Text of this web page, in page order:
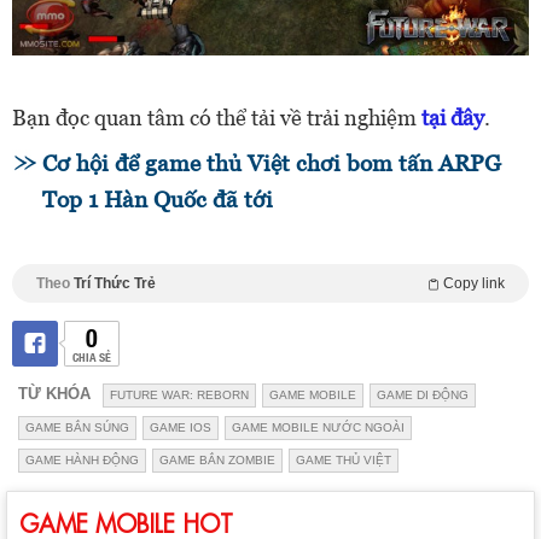
Bạn đọc quan tâm có thể tải về trải nghiệmtại đây.
Cơ hội để game thủ Việt chơi bom tấn ARPG
Top 1 Hàn Quốc đã tới
Theo Trí Thức Trẻ Copy link
0
CHIA SẺ
TỪ KHÓA FUTURE WAR: REBORN GAME MOBILE GAME DI ĐỘNG
GAME BẮN SÚNG GAME IOS GAME MOBILE NƯỚC NGOÀI
GAME HÀNH ĐỘNG GAME BẮN ZOMBIE GAME THỦ VIỆT
GAME MOBILE HOT